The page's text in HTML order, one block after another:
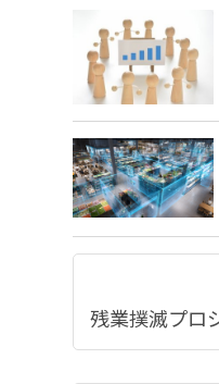
残業撲滅プロ